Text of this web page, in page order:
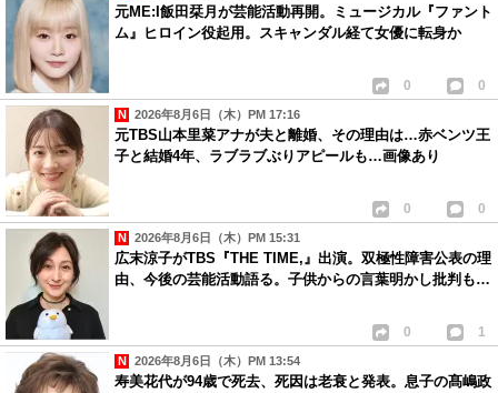
元ME:I飯田栞月が芸能活動再開。ミュージカル『ファント
ム』ヒロイン役起用。スキャンダル経て女優に転身か
0 0
2026年8月6日（木）PM 17:16
元TBS山本里菜アナが夫と離婚、その理由は…赤ベンツ王
子と結婚4年、ラブラブぶりアピールも…画像あり
0 0
2026年8月6日（木）PM 15:31
広末涼子がTBS『THE TIME,』出演。双極性障害公表の理
由、今後の芸能活動語る。子供からの言葉明かし批判も…
0 1
2026年8月6日（木）PM 13:54
寿美花代が94歳で死去、死因は老衰と発表。息子の髙嶋政